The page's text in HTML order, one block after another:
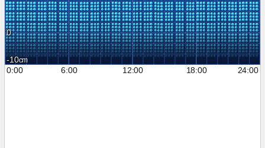
0
-10
0:00
6:00 12:00 18:00 24:00